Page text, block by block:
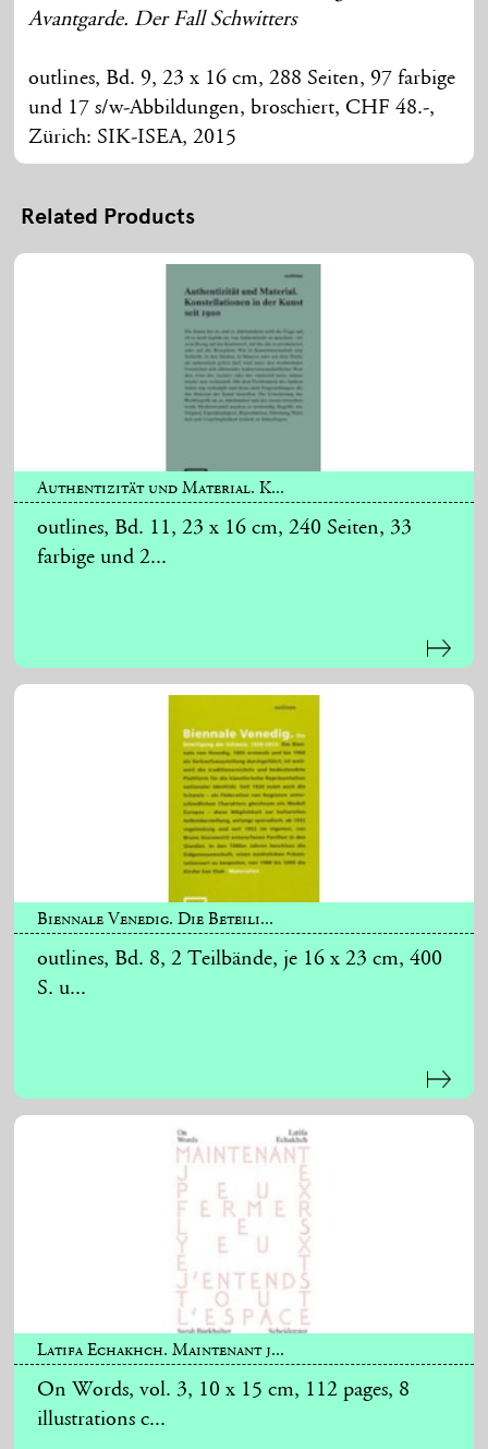
Avantgarde. Der Fall Schwitters
outlines, Bd. 9, 23 x 16 cm, 288 Seiten, 97 farbige
und 17 s/w-Abbildungen, broschiert, CHF 48.-,
Zürich: SIK-ISEA, 2015
Related Products
Authentizität und Material. K...
outlines, Bd. 11, 23 x 16 cm, 240 Seiten, 33
farbige und 2...
Biennale Venedig. Die Beteili...
outlines, Bd. 8, 2 Teilbände, je 16 x 23 cm, 400
S. u...
Latifa Echakhch. Maintenant j...
On Words, vol. 3, 10 x 15 cm, 112 pages, 8
illustrations c...